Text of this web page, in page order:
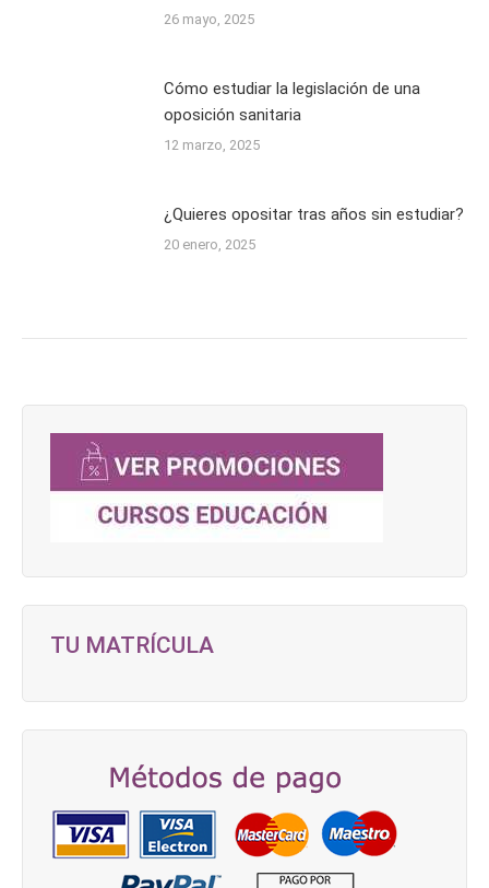
26 mayo, 2025
Cómo estudiar la legislación de una
oposición sanitaria
12 marzo, 2025
¿Quieres opositar tras años sin estudiar?
20 enero, 2025
TU MATRÍCULA